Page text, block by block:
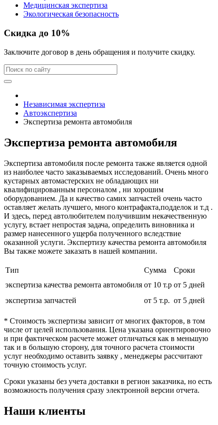
Медицинская экспертиза
Экологическая безопасность
Скидка до 10%
Заключите договор в день обращения и получите скидку.
Независимая экспертиза
Автоэкспертиза
Экспертиза ремонта автомобиля
Экспертиза ремонта автомобиля
Экспертиза автомобиля после ремонта также является одной
из наиболее часто заказываемых исследований. Очень много
кустарных автомастерских не обладающих ни
квалифицированным персоналом , ни хорошим
оборудованием. Да и качество самих запчастей очень часто
оставляет желать лучшего, много контрафакта,подделок и т.д .
И здесь, перед автолюбителем получившим некачественную
услугу, встает непростая задача, определить виновника и
размер нанесенного ущерба полученного вследствие
оказанной услуги. Экспертизу качества ремонта автомобиля
Вы также можете заказать в нашей компании.
Тип Сумма
Сроки
экспертиза качества ремонта автомобиля от 10 т.р от 5 дней
экспертиза запчастей
от 5 т.р. от 5 дней
* Стоимость экспертизы зависит от многих факторов, в том
числе от целей использования. Цена указана ориентировочно
и при фактическом расчете может отличаться как в меньшую
так и в большую сторону, для точного расчета стоимости
услуг необходимо оставить заявку , менеджеры рассчитают
точную стоимость услуг.
Сроки указаны без учета доставки в регион заказчика, но есть
возможность получения сразу электронной версии отчета.
Наши клиенты